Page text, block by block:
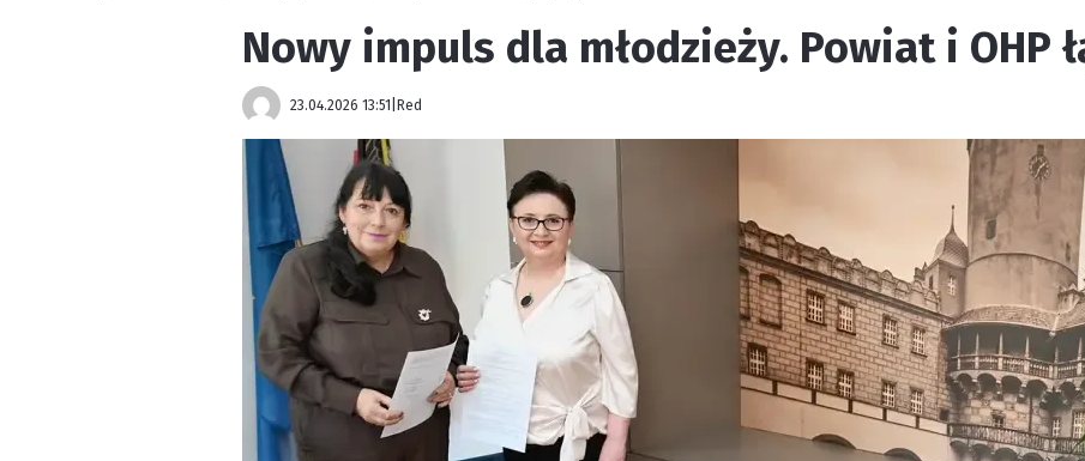
Nowy impuls dla młodzieży. Powiat i OHP
23.04.2026 13:51 Red